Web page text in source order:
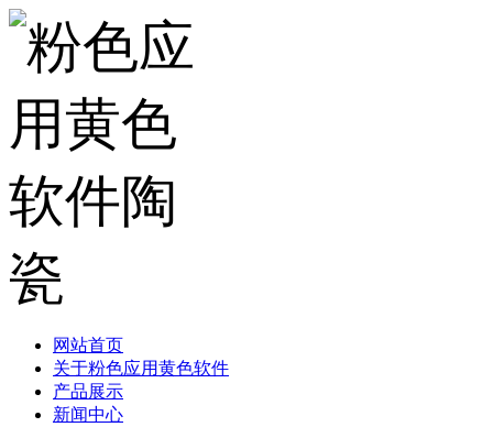
网站首页
关于粉色应用黄色软件
产品展示
新闻中心